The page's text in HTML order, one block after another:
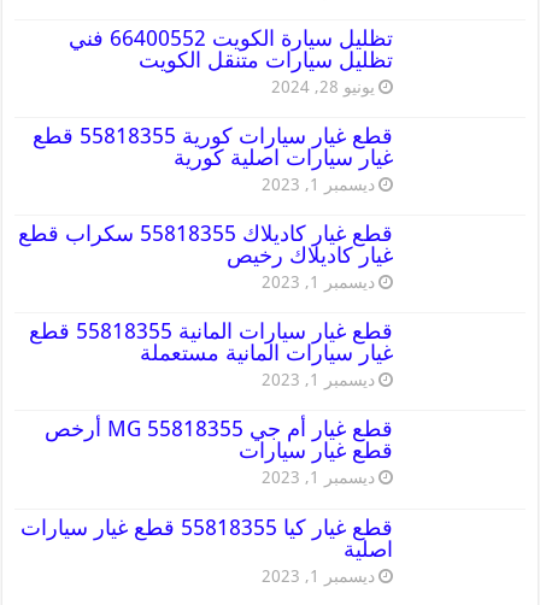
تظليل سيارة الكويت 66400552 فني
تظليل سيارات متنقل الكويت
يونيو 28, 2024
قطع غيار سيارات كورية 55818355 قطع
غيار سيارات اصلية كورية
ديسمبر 1, 2023
قطع غيار كاديلاك 55818355 سكراب قطع
غيار كاديلاك رخيص
ديسمبر 1, 2023
قطع غيار سيارات المانية 55818355 قطع
غيار سيارات المانية مستعملة
ديسمبر 1, 2023
قطع غيار أم جي MG 55818355 أرخص
قطع غيار سيارات
ديسمبر 1, 2023
قطع غيار كيا 55818355 قطع غيار سيارات
اصلية
ديسمبر 1, 2023